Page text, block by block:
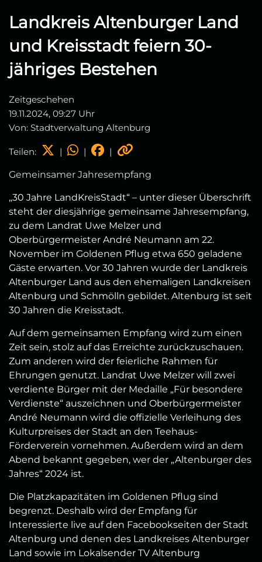
Landkreis Altenburger Land
und Kreisstadt feiern 30-
jähriges Bestehen
Zeitgeschehen
19.11.2024, 09:27 Uhr
Von: Stadtverwaltung Altenburg
Teilen: | | |
Gemeinsamer Jahresempfang
„30 Jahre LandKreisStadt“ – unter dieser Überschrift
steht der diesjährige gemeinsame Jahresempfang,
zu dem Landrat Uwe Melzer und
Oberbürgermeister André Neumann am 22.
November im Goldenen Pflug etwa 650 geladene
Gäste erwarten. Vor 30 Jahren wurde der Landkreis
Altenburger Land aus den ehemaligen Landkreisen
Altenburg und Schmölln gebildet. Altenburg ist seit
30 Jahren die Kreisstadt.
Auf dem gemeinsamen Empfang wird zum einen
Zeit sein, stolz auf das Erreichte zurückzuschauen.
Zum anderen wird der feierliche Rahmen für
Ehrungen genutzt. Landrat Uwe Melzer will zwei
verdiente Bürger mit der Medaille „Für besondere
Verdienste“ auszeichnen und Oberbürgermeister
André Neumann wird die offizielle Verleihung des
Kulturpreises der Stadt an den Teehaus-
Förderverein vornehmen. Außerdem wird an dem
Abend bekannt gegeben, wer der „Altenburger des
Jahres“ 2024 ist.
Die Platzkapazitäten im Goldenen Pflug sind
begrenzt. Deshalb wird der Empfang für
Interessierte live auf den Facebookseiten der Stadt
Altenburg und denen des Landkreises Altenburger
Land sowie im Lokalsender TV Altenburg